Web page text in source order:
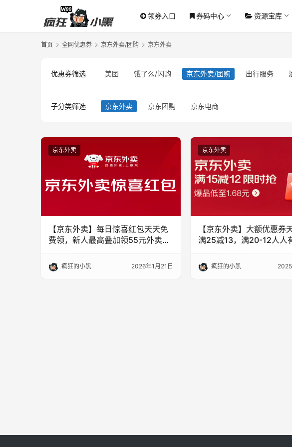
领券入口 券码中心 资源宝库
首页 全网优惠券 京东外卖/团购 京东外卖
优惠券筛选 美团 饿了么/闪购 京东外卖/团购 出行服务
子分类筛选 京东外卖 京东团购 京东电商
京东外卖
【京东外卖】每日惊喜红包天天免
费领，新人最高叠加领55元外卖券
疯狂的小黑 2026年1月21日
京东外卖
【京东外卖】大额优惠券
满25减13，满20-12人人
疯狂的小黑